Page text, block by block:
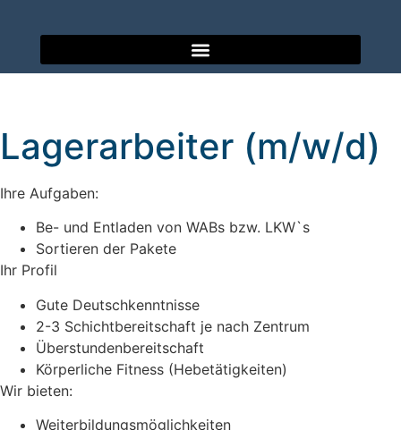
Lagerarbeiter (m/w/d)
Ihre Aufgaben:
Be- und Entladen von WABs bzw. LKW`s
Sortieren der Pakete
Ihr Profil
Gute Deutschkenntnisse
2-3 Schichtbereitschaft je nach Zentrum
Überstundenbereitschaft
Körperliche Fitness (Hebetätigkeiten)
Wir bieten:
Weiterbildungsmöglichkeiten